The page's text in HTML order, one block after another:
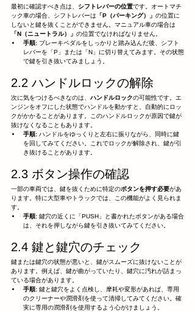
最初に確認すべき点は、 シフトレバーの位置です。オートマチ
ック車の場合、シフトレバーは 「P（パーキング）」 の位置に
しないと鍵を抜くことができません。マニュアル車の場合は
「N（ニュートラル）」 の位置でなければなりません。
手順: ブレーキペダルをしっかりと踏み込んだ後、シフト
レバーを「P」または「N」に切り替えてみます。その状態
で鍵を引き抜いてみましょう。
2.2 ハンドルロックの解除
次に気をつけるべきなのは、 ハンドルロックの可能性です。エ
ンジンをオフにした状態でハンドルを動かすと、自動的にロッ
クがかかることがあります。このハンドルロックが原因で鍵が
抜けなくなることもあります。
手順: ハンドルをゆっくりと左右に振りながら、同時に鍵
を回してみてください。これでロックが解除され、鍵が引
き抜けることがあります。
2.3 ボタン操作の確認
一部の車両では、鍵を抜くために特定のボタンを押す必要があ
ります。特に大型車やトラックでは、この機能がよく見られま
す。
手順: 鍵穴の近くに「PUSH」と書かれたボタンがある場合
は、それを押しながら鍵を引き抜いてみてください。
2.4 鍵と鍵穴のチェック
鍵または鍵穴の状態が悪いと、鍵がスムーズに抜けないことが
あります。例えば、鍵が曲がっていたり、鍵穴に汚れが詰まっ
ている場合があります。
手順: 鍵と鍵穴をよく点検し、摩耗や変形があれば、専用
のクリーナーや潤滑剤を使って清掃してみてください。確
実に専用の潤滑剤を使用するよう心がけましょう。